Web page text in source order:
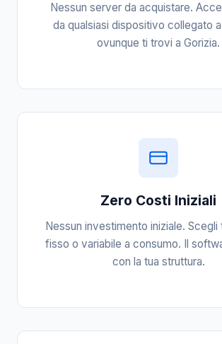
Nessun server da acquistare.
da qualsiasi dispositivo collegato
ovunque ti trovi a Gorizia.
Zero Costi Iniziali
Nessun investimento iniziale. Scegli
fisso o variabile a consumo. Il
con la tua struttura.